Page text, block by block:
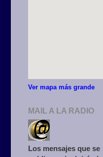
Ver mapa más grande
MAIL A LA RADIO
Los mensajes que se